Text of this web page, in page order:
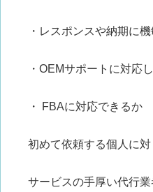
・レスポンスや納期に
・OEMサポートに対応
・ FBAに対応できるか
初めて依頼する個人に
サービスの手厚い代行